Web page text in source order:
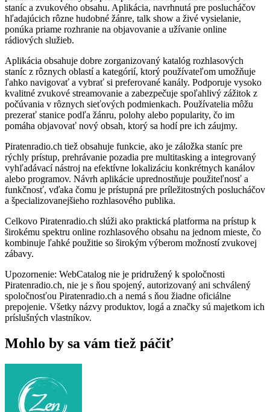
staníc a zvukového obsahu. Aplikácia, navrhnutá pre poslucháčov
hľadajúcich rôzne hudobné žánre, talk show a živé vysielanie,
ponúka priame rozhranie na objavovanie a užívanie online
rádiových služieb.
Aplikácia obsahuje dobre zorganizovaný katalóg rozhlasových
staníc z rôznych oblastí a kategórií, ktorý používateľom umožňuje
ľahko navigovať a vybrať si preferované kanály. Podporuje vysoko
kvalitné zvukové streamovanie a zabezpečuje spoľahlivý zážitok z
počúvania v rôznych sieťových podmienkach. Používatelia môžu
prezerať stanice podľa žánru, polohy alebo popularity, čo im
pomáha objavovať nový obsah, ktorý sa hodí pre ich záujmy.
Piratenradio.ch tiež obsahuje funkcie, ako je záložka staníc pre
rýchly prístup, prehrávanie pozadia pre multitasking a integrovaný
vyhľadávací nástroj na efektívne lokalizáciu konkrétnych kanálov
alebo programov. Návrh aplikácie uprednostňuje použiteľnosť a
funkčnosť, vďaka čomu je prístupná pre príležitostných poslucháčov
a špecializovanejšieho rozhlasového publika.
Celkovo Piratenradio.ch slúži ako praktická platforma na prístup k
širokému spektru online rozhlasového obsahu na jednom mieste, čo
kombinuje ľahké použitie so širokým výberom možností zvukovej
zábavy.
Upozornenie: WebCatalog nie je pridružený k spoločnosti
Piratenradio.ch, nie je s ňou spojený, autorizovaný ani schválený
spoločnosťou Piratenradio.ch a nemá s ňou žiadne oficiálne
prepojenie. Všetky názvy produktov, logá a značky sú majetkom ich
príslušných vlastníkov.
Mohlo by sa vám tiež páčiť